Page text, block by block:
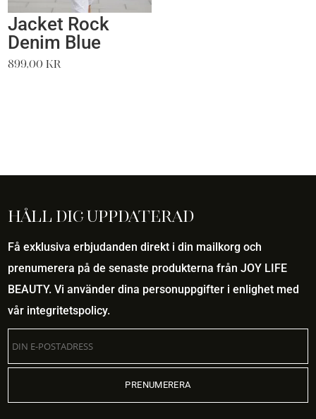
Jacket Rock
Denim Blue
899,00kr
Håll dig uppdaterad
Få exklusiva erbjudanden direkt i din mailkorg och
prenumerera på de senaste produkterna från JOY LIFE
BEAUTY. Vi använder dina personuppgifter i enlighet med
vår integritetspolicy.